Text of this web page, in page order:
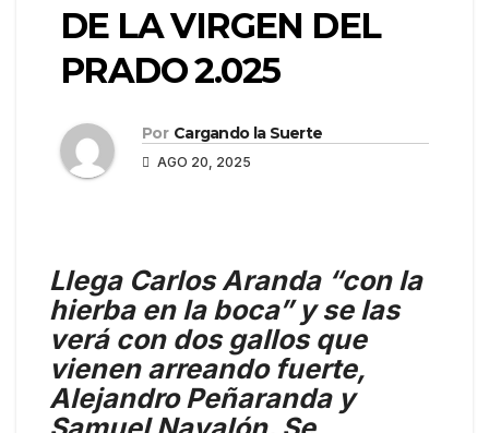
DE LA VIRGEN DEL
PRADO 2.025
Por Cargando la Suerte
AGO 20, 2025
Llega Carlos Aranda “con la
hierba en la boca” y se las
verá con dos gallos que
vienen arreando fuerte,
Alejandro Peñaranda y